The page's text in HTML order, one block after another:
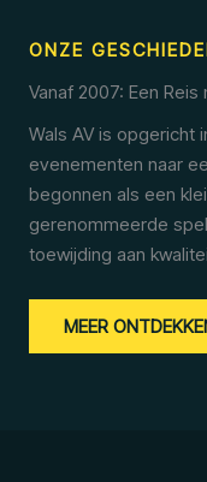
ONZE
Vanaf 2007: Een
Wals AV is opgericht
evenementen naar
begonnen als een
gerenommeerde
toewijding aan
MEER